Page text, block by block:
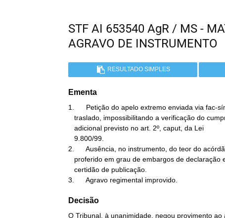
STF AI 653540 AgR / MS -
AGRAVO DE INSTRUMENTO
RESULTADO SIMPLES
Ementa
1.      Petição do apelo extremo enviada via fac-
2.      Ausência, no instrumento, do teor do
3.      Agravo regimental improvido.
Decisão
O Tribunal, à unanimidade, negou provimento